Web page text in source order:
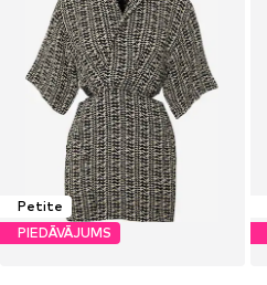
Petite
PIEDĀVĀJUMS